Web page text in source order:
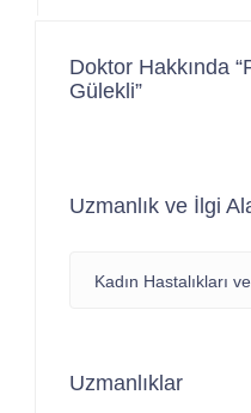
Doktor Hakkında
Gülekli”
Uzmanlık ve İlgi
Kadın Hastalıkları
Uzmanlıklar